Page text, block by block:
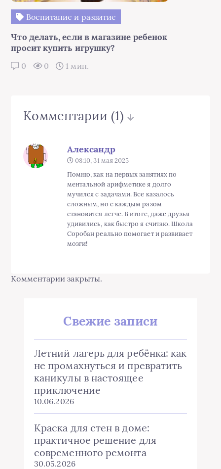
Воспитание и развитие
Что делать, если в магазине ребенок
просит купить игрушку?
0 0 1 мин.
Комментарии (1)
Александр
08:10, 31 мая 2025
Помню, как на первых занятиях по
ментальной арифметике я долго
мучился с задачами. Все казалось
сложным, но с каждым разом
становится легче. В итоге, даже друзья
удивились, как быстро я считаю. Школа
Соробан реально помогает и развивает
мозги!
Комментарии закрыты.
Свежие записи
Летний лагерь для ребёнка: как
не промахнуться и превратить
каникулы в настоящее
приключение
10.06.2026
Краска для стен в доме:
практичное решение для
современного ремонта
30.05.2026